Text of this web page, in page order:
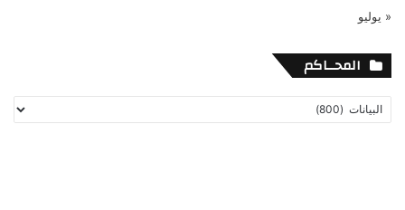
« يوليو
المحــاكم
المحــاكم